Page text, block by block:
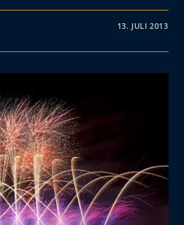
13. JULI 2013